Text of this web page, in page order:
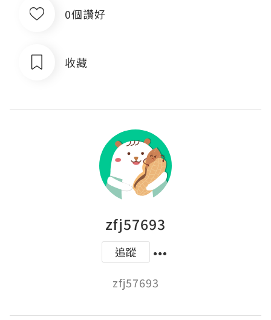
0個讚好
收藏
zfj57693
追蹤
zfj57693